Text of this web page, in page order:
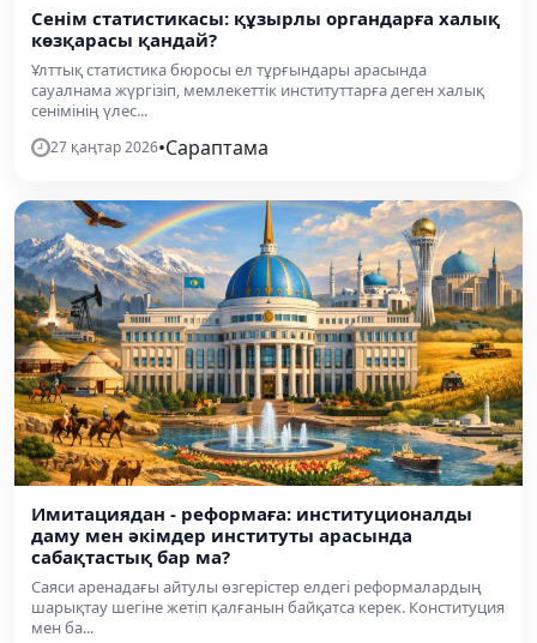
Сенім статистикасы: құзырлы органдарға халық
көзқарасы қандай?
Ұлттық статистика бюросы ел тұрғындары арасында
сауалнама жүргізіп, мемлекеттік институттарға деген халық
сенімінің үлес...
27 қаңтар 2026•Сараптама
Имитациядан - реформаға: институционалды
даму мен әкімдер институты арасында
сабақтастық бар ма?
Саяси аренадағы айтулы өзгерістер елдегі реформалардың
шарықтау шегіне жетіп қалғанын байқатса керек. Конституция
мен ба...